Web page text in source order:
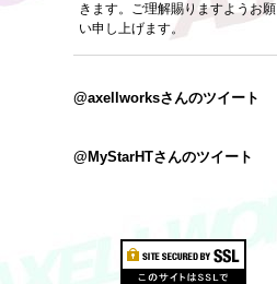
きます。ご理解賜りますようお願
い申し上げます。
@axellworksさんのツイート
@MyStarHTさんのツイート